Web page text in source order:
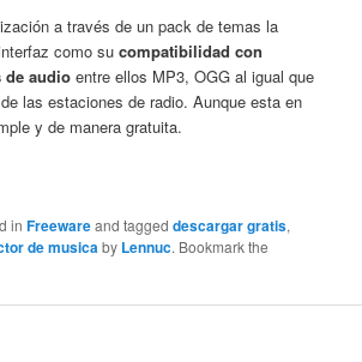
a través de un pack de temas la
como sucompatibilidad con
audio entre ellos MP3, OGG al igual que
las estaciones de radio. Aunque esta en
y de manera gratuita.
inFreewareand taggeddescargar gratis,
de musicaby Lennuc. Bookmark the